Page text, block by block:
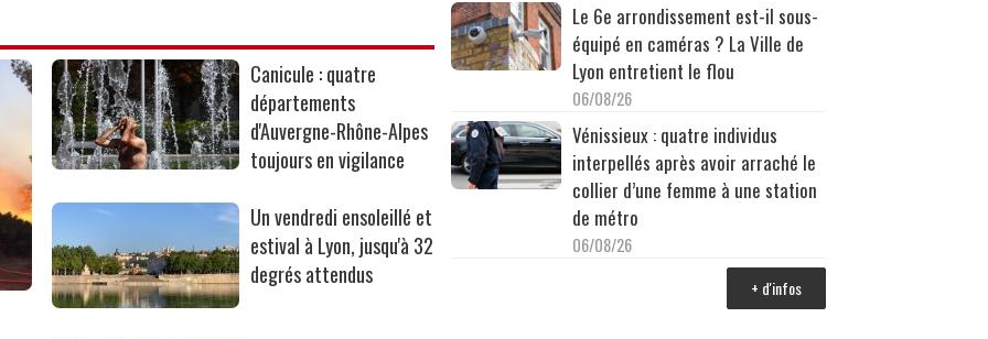
Canicule : quatre
départements
d'Auvergne-Rhône-Alpes
toujours en vigilance
Un vendredi ensoleillé et
estival à Lyon, jusqu'à 32
degrés attendus
Le 6e arrondissement est-il sous-
équipé en caméras ? La Ville de
Lyon entretient le flou
06/08/26
Vénissieux : quatre individus
interpellés après avoir arraché le
collier d’une femme à une station
de métro
06/08/26
+ d'infos